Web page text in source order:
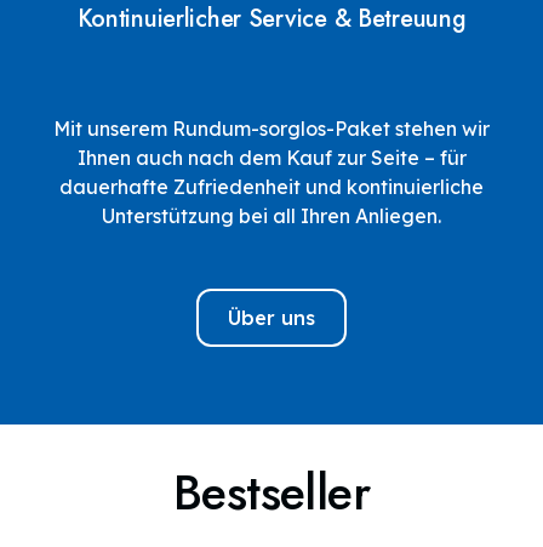
Kontinuierlicher Service & Betreuung
Mit unserem Rundum-sorglos-Paket stehen wir
Ihnen auch nach dem Kauf zur Seite – für
dauerhafte Zufriedenheit und kontinuierliche
Unterstützung bei all Ihren Anliegen.
Über uns
Bestseller